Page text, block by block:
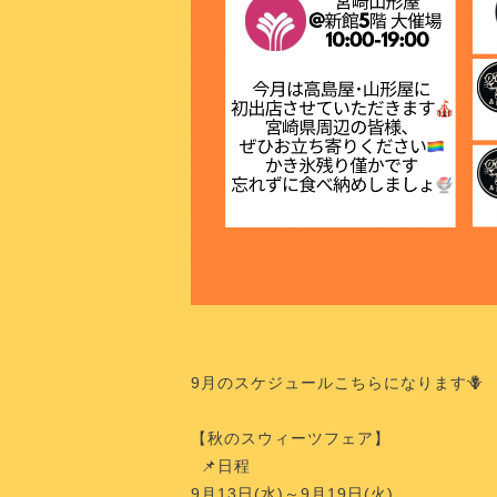
9月のスケジュールこちらになりま
【秋のスウィーツフェア】
📌日程
9月13日(水)～9月19日(火)